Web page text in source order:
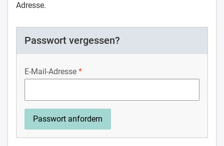
Adresse.
Passwort vergessen?
E-Mail-Adresse